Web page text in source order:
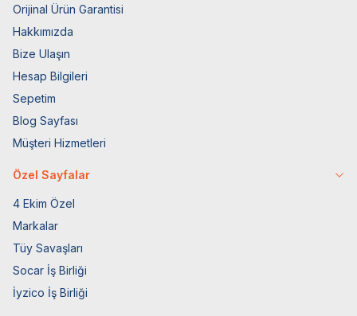
Orijinal Ürün Garantisi
Hakkımızda
Bize Ulaşın
Hesap Bilgileri
Sepetim
Blog Sayfası
Müşteri Hizmetleri
Özel Sayfalar
4 Ekim Özel
Markalar
Tüy Savaşları
Socar İş Birliği
İyzico İş Birliği